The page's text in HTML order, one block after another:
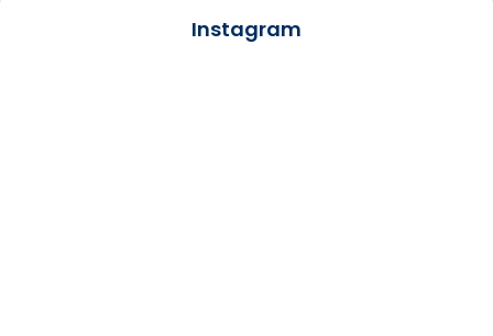
Arquebisbat de Barcelona
Instagram